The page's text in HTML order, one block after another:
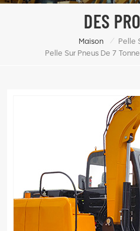
DES
Maison / Pelle
Pelle Sur Pneus De 7